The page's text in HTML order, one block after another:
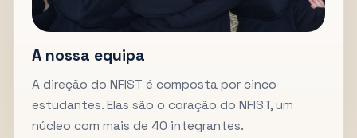
A nossa equipa
A direção do NFIST é composta por cinco
estudantes. Elas são o coração do NFIST, um
núcleo com mais de 40 integrantes.